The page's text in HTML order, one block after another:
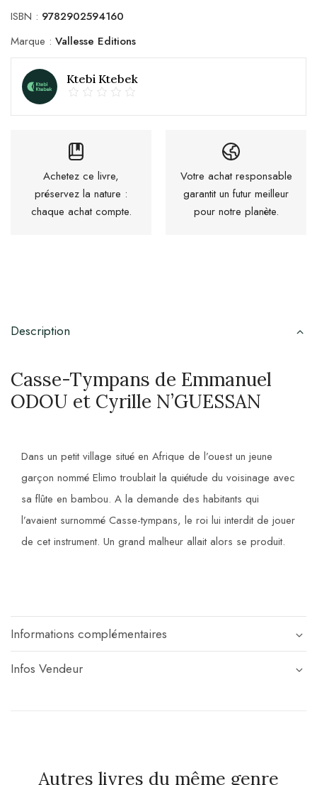
ISBN : 9782902594160
Marque : Vallesse Editions
Ktebi Ktebek
Achetez ce livre,
préservez la nature :
chaque achat compte.
Votre achat responsable
garantit un futur meilleur
pour notre planète.
Description
Casse-Tympans de Emmanuel
ODOU et Cyrille N’GUESSAN
Dans un petit village situé en Afrique de l’ouest un jeune
garçon nommé Elimo troublait la quiétude du voisinage avec
sa flûte en bambou. A la demande des habitants qui
l’avaient surnommé Casse-tympans, le roi lui interdit de jouer
de cet instrument. Un grand malheur allait alors se produit.
Informations complémentaires
Infos Vendeur
Autres livres du même genre